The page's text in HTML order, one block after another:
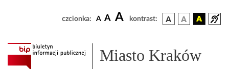
czcionka: A A A kontrast:
Miasto Kraków